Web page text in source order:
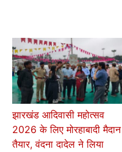
झारखंड आदिवासी महोत्सव
2026 के लिए मोरहाबादी मैदान
तैयार, वंदना दादेल ने लिया